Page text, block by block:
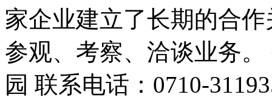
家企业建立了长期的合
参观、考察、洽谈业务
园 联系电话：0710-